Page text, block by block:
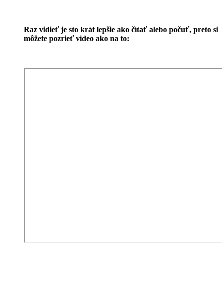
Raz vidieť je sto krát lepšie ako čítať alebo počuť, preto si
môžete pozrieť video ako na to: